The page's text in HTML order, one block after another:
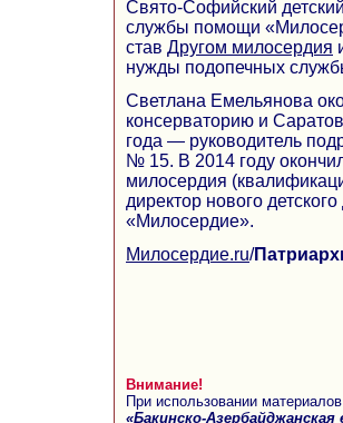
Свято-Софийский
службы помощи
став Другом милосердия
нужды подопечных
Светлана Емельянова
консерваторию и
года — руководитель
№ 15. В 2014 году
милосердия
директор нового
«Милосердие».
Милосердие.ru/
Внимание!
При использовании
«Бакинско-Азербайджанская